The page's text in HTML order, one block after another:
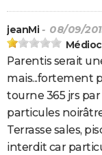
jeanMi - 08/09/
Parentis serait
mais...fortement
tourne 365 jrs
particules
Terrasse sales,
interdit car